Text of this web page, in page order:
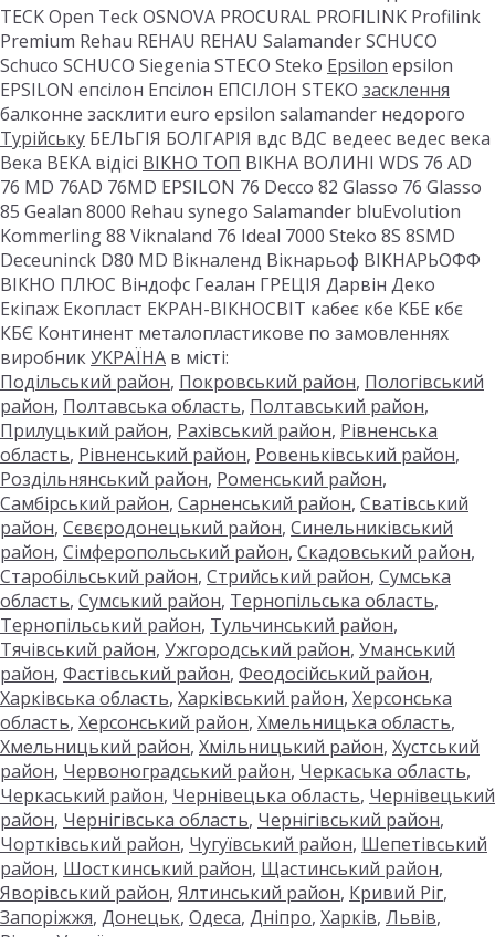
TECK Open Teck OSNOVA PROCURAL PROFILINK Profilink
Premium Rehau REHAU REHAU Salamander SCHUCO
Schuco SCHUCO Siegenia STECO Steko Epsilon epsilon
EPSILON епсілон Епсілон ЕПСІЛОН STEKO засклення
балконне засклити euro epsilon salamander недорого
Турійську БЕЛЬГІЯ БОЛГАРІЯ вдс ВДС ведеес ведес века
Века ВЕКА відісі ВІКНО ТОП ВІКНА ВОЛИНІ WDS 76 AD
76 MD 76AD 76MD EPSILON 76 Decco 82 Glasso 76 Glasso
85 Gealan 8000 Rehau synego Salamander bluEvolution
Kommerling 88 Viknaland 76 Ideal 7000 Steko 8S 8SMD
Deceuninck D80 MD Вікналенд Вікнарьоф ВІКНАРЬОФФ
ВІКНО ПЛЮС Віндофс Геалан ГРЕЦІЯ Дарвін Деко
Екіпаж Екопласт ЕКРАН-ВІКНОСВІТ кабеє кбе КБЕ кбє
КБЄ Континент металопластикове по замовленнях
виробникУКРАЇНА в місті:
Подільський район, Покровський район, Пологівський
район, Полтавська область, Полтавський район,
Прилуцький район, Рахівський район, Рівненська
область, Рівненський район, Ровеньківський район,
Роздільнянський район, Роменський район,
Самбірський район, Сарненський район, Сватівський
район, Сєвєродонецький район, Синельниківський
район, Сімферопольський район, Скадовський район,
Старобільський район, Стрийський район, Сумська
область, Сумський район, Тернопільська область,
Тернопільський район, Тульчинський район,
Тячівський район, Ужгородський район, Уманський
район, Фастівський район, Феодосійський район,
Харківська область, Харківський район, Херсонська
область, Херсонський район, Хмельницька область,
Хмельницький район, Хмільницький район, Хустський
район, Червоноградський район, Черкаська область,
Черкаський район, Чернівецька область, Чернівецький
район, Чернігівська область, Чернігівський район,
Чортківський район, Чугуївський район, Шепетівський
район, Шосткинський район, Щастинський район,
Яворівський район, Ялтинський район, Кривий Ріг,
Запоріжжя, Донецьк, Одеса, Дніпро, Харків, Львів,